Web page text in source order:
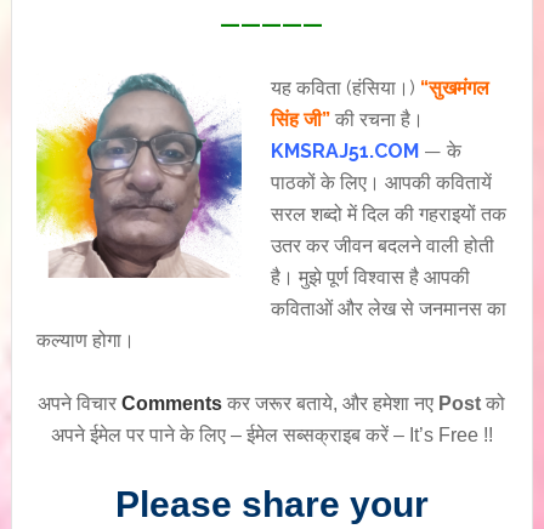
—————
यह कविता (हंसिया।) “सुखमंगल
सिंह जी”की रचना है।
KMSRAJ51.COM— के
पाठकों के लिए। आपकी कवितायें
सरल शब्दो में दिल की गहराइयों तक
उतर कर जीवन बदलने वाली होती
है। मुझे पूर्ण विश्वास है आपकी
कविताओं और लेख से जनमानस का
कल्याण होगा।
अपने विचारComments कर जरूर बताये, और हमेशा नए Post को
अपने ईमेल पर पाने के लिए – ईमेल सब्सक्राइब करें – It’s Free !!
Please share your